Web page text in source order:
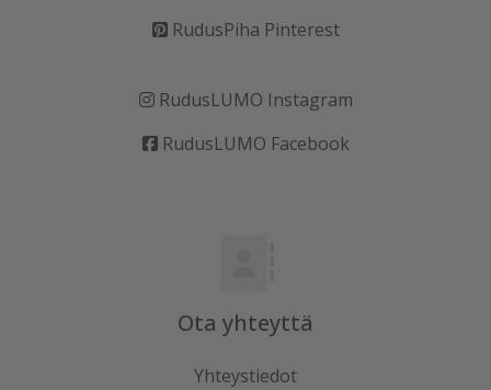
RudusPiha Pinterest
RudusLUMO Instagram
RudusLUMO Facebook
Ota yhteyttä
Yhteystiedot